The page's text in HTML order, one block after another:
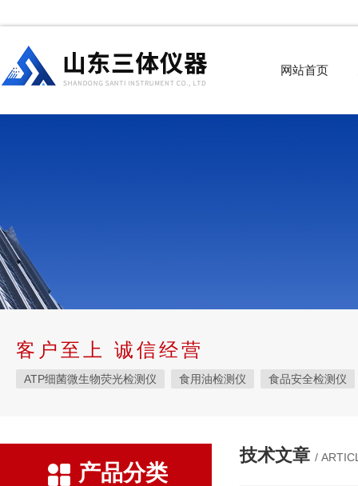
网站首页
客户至上 诚信经营
ATP细菌微生物荧光检测仪 食用油检测仪 食品安全检测仪
产品分类
技术文章 /